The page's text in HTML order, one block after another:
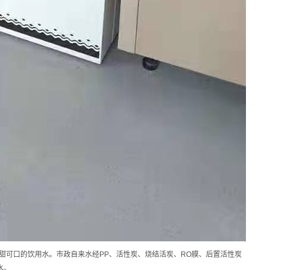
口的饮用水。市政自来水经PP、活性炭、烧结活炭、RO膜、后置活性炭